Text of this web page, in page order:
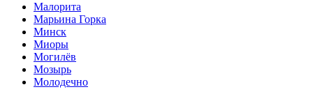
Малорита
Марьина Горка
Минск
Миоры
Могилёв
Мозырь
Молодечно